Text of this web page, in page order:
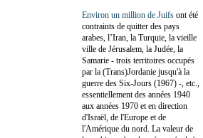
Environ un million de Juifs ont été
contraints de quitter des pays
arabes, l’Iran, la Turquie, la vieille
ville de Jérusalem, la Judée, la
Samarie - trois territoires occupés
par la (Trans)Jordanie jusqu'à la
guerre des Six-Jours (1967) -, etc.,
essentiellement des années 1940
aux années 1970 et en direction
d'Israël, de l'Europe et de
l'Amérique du nord. La valeur de